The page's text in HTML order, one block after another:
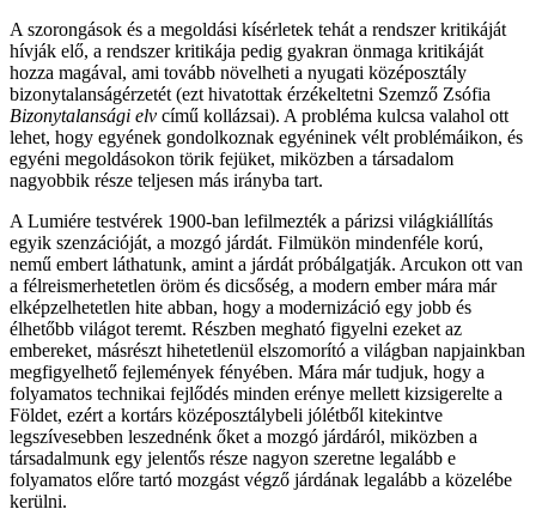
A szorongások és a megoldási kísérletek tehát a rendszer kritikáját
hívják elő, a rendszer kritikája pedig gyakran önmaga kritikáját
hozza magával, ami tovább növelheti a nyugati középosztály
bizonytalanságérzetét (ezt hivatottak érzékeltetni Szemző Zsófia
Bizonytalansági elv című kollázsai). A probléma kulcsa valahol ott
lehet, hogy egyének gondolkoznak egyéninek vélt problémáikon, és
egyéni megoldásokon törik fejüket, miközben a társadalom
nagyobbik része teljesen más irányba tart.
A Lumiére testvérek 1900-ban lefilmezték a párizsi világkiállítás
egyik szenzációját, a mozgó járdát. Filmükön mindenféle korú,
nemű embert láthatunk, amint a járdát próbálgatják. Arcukon ott van
a félreismerhetetlen öröm és dicsőség, a modern ember mára már
elképzelhetetlen hite abban, hogy a modernizáció egy jobb és
élhetőbb világot teremt. Részben megható figyelni ezeket az
embereket, másrészt hihetetlenül elszomorító a világban napjainkban
megfigyelhető fejlemények fényében. Mára már tudjuk, hogy a
folyamatos technikai fejlődés minden erénye mellett kizsigerelte a
Földet, ezért a kortárs középosztálybeli jólétből kitekintve
legszívesebben leszednénk őket a mozgó járdáról, miközben a
társadalmunk egy jelentős része nagyon szeretne legalább e
folyamatos előre tartó mozgást végző járdának legalább a közelébe
kerülni.